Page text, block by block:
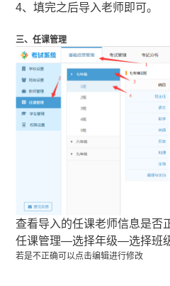
4、填完之后导入老师即可。
三、任课管理
查看导入的任课老师信息是
任课管理—选择年级—选择班
若是不正确可以点击编辑进行修改